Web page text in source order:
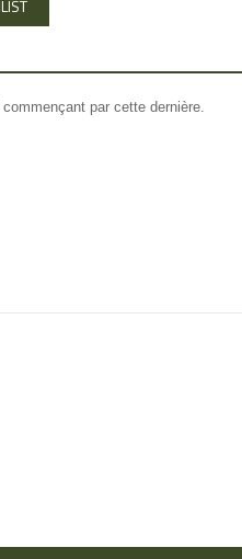
par cette dernière.